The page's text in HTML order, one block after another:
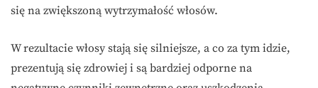
się na zwiększoną wytrzymałość włosów.
W rezultacie włosy stają się silniejsze, a co za tym idzie,
prezentują się zdrowiej i są bardziej odporne na